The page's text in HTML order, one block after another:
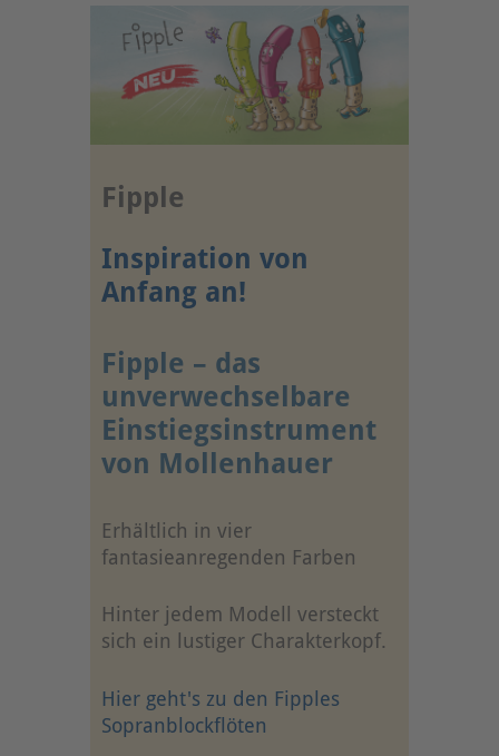
Fipple
Inspiration von
Anfang an!
Fipple – das
unverwechselbare
Einstiegsinstrument
von Mollenhauer
Erhältlich in vier
fantasieanregenden Farben
Hinter jedem Modell versteckt
sich ein lustiger Charakterkopf.
Hier geht's zu den Fipples
Sopranblockflöten